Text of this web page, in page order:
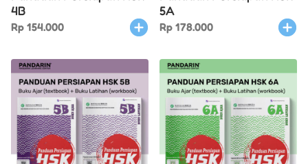
4B
Rp 154.000
5A
Rp 178.000